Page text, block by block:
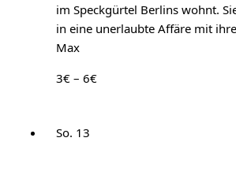
im Speckgürtel Berlins wohnt.
in eine unerlaubte Affäre mit
Max
3€ – 6€
So. 13